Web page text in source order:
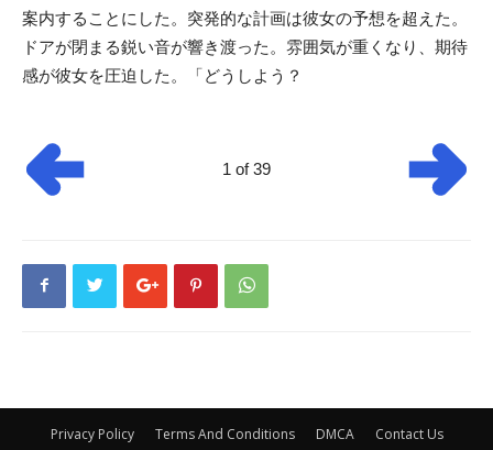
案内することにした。突発的な計画は彼女の予想を超えた。
ドアが閉まる鋭い音が響き渡った。雰囲気が重くなり、期待
感が彼女を圧迫した。「どうしよう？
1 of 39
Privacy Policy Terms And Conditions DMCA Contact Us